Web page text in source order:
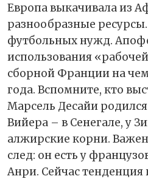
Европа выкачивала из
разнообразные
футбольных нужд.
использования
сборной Франции на
года. Вспомните, кто
Марсель Десайи
Вийера – в Сенегале, у
алжирские корни.
след: он есть у
Анри. Сейчас тенденция